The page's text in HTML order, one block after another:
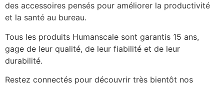
des accessoires pensés pour améliorer la productivité
et la santé au bureau.
Tous les produits Humanscale sont garantis 15 ans,
gage de leur qualité, de leur fiabilité et de leur
durabilité.
Restez connectés pour découvrir très bientôt nos